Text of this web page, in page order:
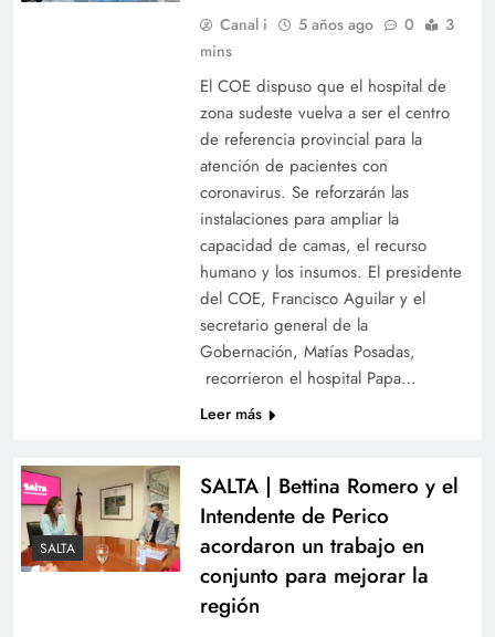
Canal i 5 años ago 0
3
mins
El COE dispuso que el hospital de
zona sudeste vuelva a ser el centro
de referencia provincial para la
atención de pacientes con
coronavirus. Se reforzarán las
instalaciones para ampliar la
capacidad de camas, el recurso
humano y los insumos. El presidente
del COE, Francisco Aguilar y el
secretario general de la
Gobernación, Matías Posadas,
recorrieron el hospital Papa…
Leer más
SALTA
SALTA | Bettina Romero y el
Intendente de Perico
acordaron un trabajo en
conjunto para mejorar la
región